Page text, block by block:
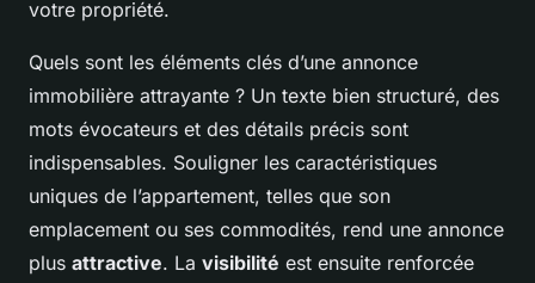
votre propriété.
Quels sont les éléments clés d’une annonce
immobilière attrayante ? Un texte bien structuré, des
mots évocateurs et des détails précis sont
indispensables. Souligner les caractéristiques
uniques de l’appartement, telles que son
emplacement ou ses commodités, rend une annonce
plus attractive. La visibilité est ensuite renforcée